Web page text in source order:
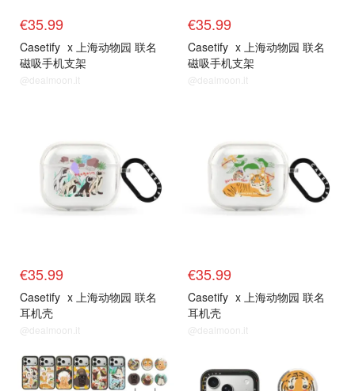
€35.99
Casetify x 上海动物园 联名
磁吸手机支架
@dealmoon.it
€35.99
Casetify x 上海动物园 联名
磁吸手机支架
@dealmoon.it
€35.99
Casetify x 上海动物园 联名
耳机壳
@dealmoon.it
€35.99
Casetify x 上海动物园 联名
耳机壳
@dealmoon.it